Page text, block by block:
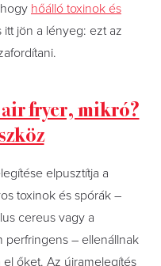
hőálló toxinok és
jön a lényeg: ezt az
fryer, mikró?
elpusztítja a
toxinok és spórák –
cereus vagy a
perfringens – ellenállnak
őket. Az újramelegítés